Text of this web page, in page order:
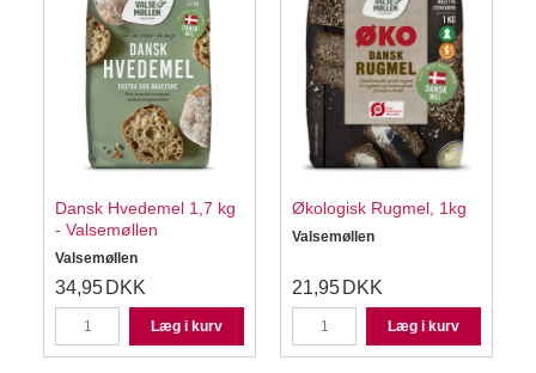
Dansk Hvedemel 1,7 kg
- Valsemøllen
Valsemøllen
34,95 DKK
Læg i kurv
Økologisk Rugmel, 1kg
Valsemøllen
21,95 DKK
Læg i kurv